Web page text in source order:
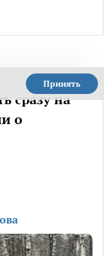
Принять
сразу на
о